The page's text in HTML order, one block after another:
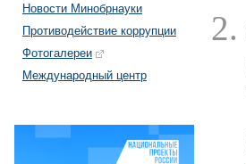
Новости Минобрнауки
Противодействие коррупции
Фотогалереи
Международный центр